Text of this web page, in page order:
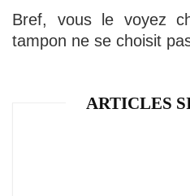
Bref, vous le voyez
tampon ne se choisit
ARTICLES